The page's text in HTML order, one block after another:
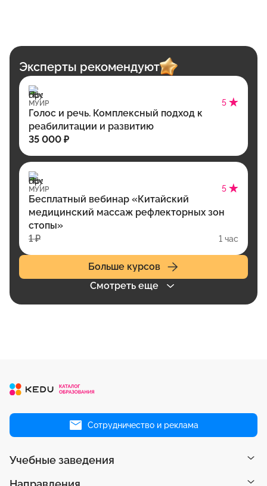
Эксперты рекомендуют
МУИР 5
Голос и речь. Комплексный подход к
реабилитации и развитию
35 000 ₽
МУИР 5
Бесплатный вебинар «Китайский
медицинский массаж рефлекторных зон
стопы»
1 ₽
1 час
Больше курсов
Смотреть еще
Сотрудничество и реклама
Учебные заведения